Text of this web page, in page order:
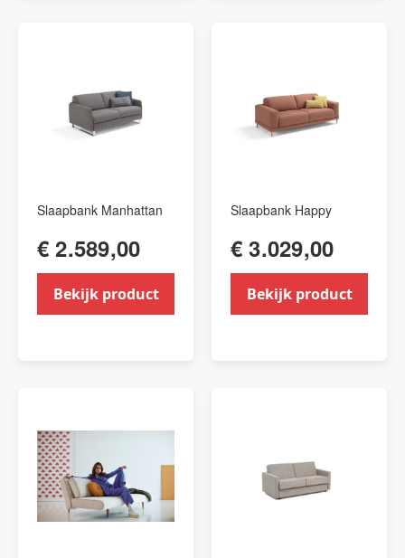
Slaapbank Manhattan
€ 2.589,00
Bekijk product
Slaapbank Happy
€ 3.029,00
Bekijk product